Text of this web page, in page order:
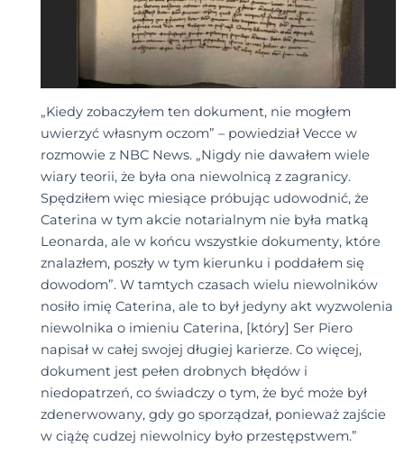
„Kiedy zobaczyłem ten dokument, nie mogłem
uwierzyć własnym oczom” – powiedział Vecce w
rozmowie z NBC News. „Nigdy nie dawałem wiele
wiary teorii, że była ona niewolnicą z zagranicy.
Spędziłem więc miesiące próbując udowodnić, że
Caterina w tym akcie notarialnym nie była matką
Leonarda, ale w końcu wszystkie dokumenty, które
znalazłem, poszły w tym kierunku i poddałem się
dowodom”. W tamtych czasach wielu niewolników
nosiło imię Caterina, ale to był jedyny akt wyzwolenia
niewolnika o imieniu Caterina, [który] Ser Piero
napisał w całej swojej długiej karierze. Co więcej,
dokument jest pełen drobnych błędów i
niedopatrzeń, co świadczy o tym, że być może był
zdenerwowany, gdy go sporządzał, ponieważ zajście
w ciążę cudzej niewolnicy było przestępstwem.”